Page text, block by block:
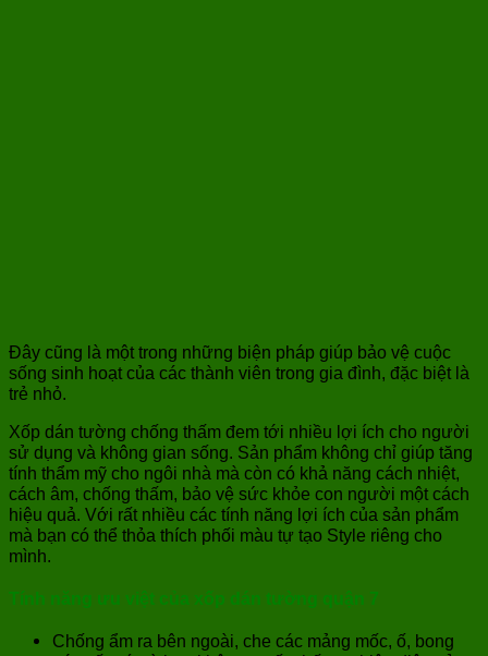
Đây cũng là một trong những biện pháp giúp bảo vệ cuộc
sống sinh hoạt của các thành viên trong gia đình, đặc biệt là
trẻ nhỏ.
Xốp dán tường chống thấm đem tới nhiều lợi ích cho người
sử dụng và không gian sống. Sản phẩm không chỉ giúp tăng
tính thẩm mỹ cho ngôi nhà mà còn có khả năng cách nhiệt,
cách âm, chống thấm, bảo vệ sức khỏe con người một cách
hiệu quả. Với rất nhiều các tính năng lợi ích của sản phẩm
mà bạn có thể thỏa thích phối màu tự tạo Style riêng cho
mình.
Tính năng ưu việt của xốp dán tường quận 7
Chống ẩm ra bên ngoài, che các mảng mốc, ố, bong